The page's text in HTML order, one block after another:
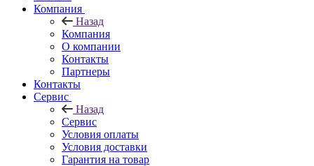
Компания
Назад
Компания
О компании
Контакты
Партнеры
Контакты
Сервис
Назад
Сервис
Условия оплаты
Условия доставки
Гарантия на товар